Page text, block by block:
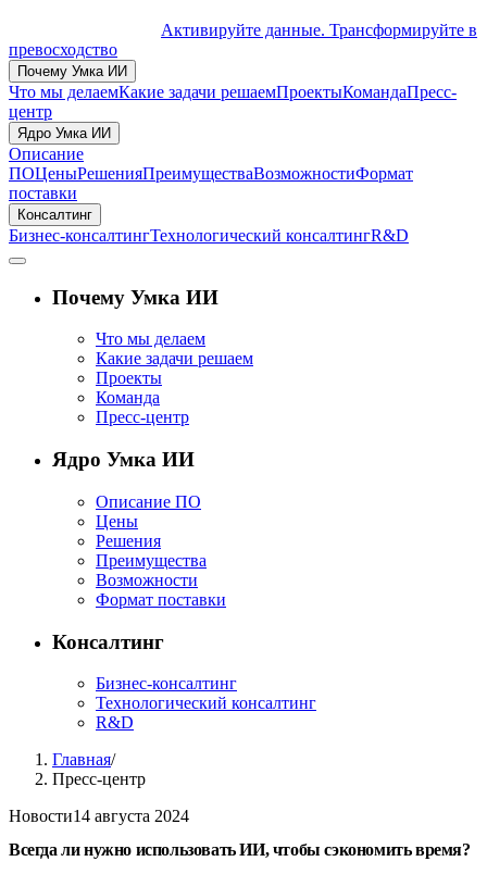
Активируйте данные. Трансформируйте в
превосходство
Почему Умка ИИ
Что мы делаемКакие задачи решаемПроектыКомандаПресс-
центр
Ядро Умка ИИ
Описание
ПОЦеныРешенияПреимуществаВозможностиФормат
поставки
Консалтинг
Бизнес-консалтингТехнологический консалтингR&D
Почему Умка ИИ
Что мы делаем
Какие задачи решаем
Проекты
Команда
Пресс-центр
Ядро Умка ИИ
Описание ПО
Цены
Решения
Преимущества
Возможности
Формат поставки
Консалтинг
Бизнес-консалтинг
Технологический консалтинг
R&D
Главная/
Пресс-центр
Новости14 августа 2024
Всегда ли нужно использовать ИИ, чтобы сэкономить время?